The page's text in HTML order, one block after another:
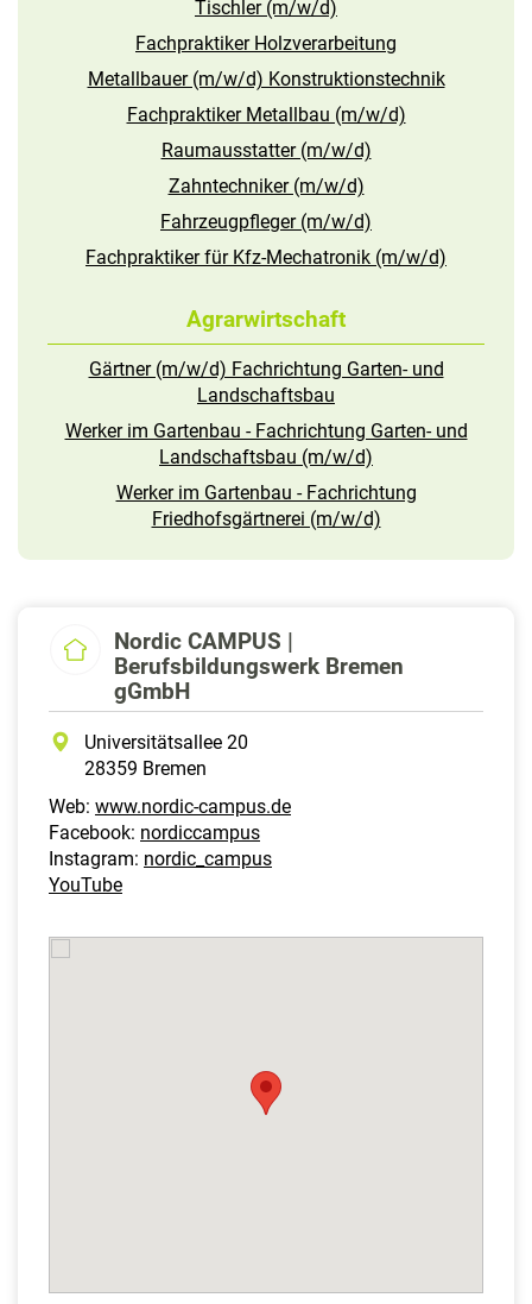
Tischler (m/w/d)
Fachpraktiker Holzverarbeitung
Metallbauer (m/w/d) Konstruktionstechnik
Fachpraktiker Metallbau (m/w/d)
Raumausstatter (m/w/d)
Zahntechniker (m/w/d)
Fahrzeugpfleger (m/w/d)
Fachpraktiker für Kfz-Mechatronik (m/w/d)
Agrarwirtschaft
Gärtner (m/w/d) Fachrichtung Garten- und
Landschaftsbau
Werker im Gartenbau - Fachrichtung Garten- und
Landschaftsbau (m/w/d)
Werker im Gartenbau - Fachrichtung
Friedhofsgärtnerei (m/w/d)
Nordic CAMPUS |
Berufsbildungswerk Bremen
gGmbH
Universitätsallee 20
28359 Bremen
Web: www.nordic-campus.de
Facebook: nordiccampus
Instagram: nordic_campus
YouTube